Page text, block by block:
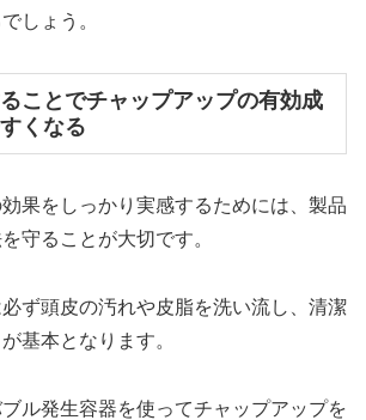
しょう。
ことでチャップアップの有効成
くなる
果をしっかり実感するためには、製品
守ることが大切です。
ず頭皮の汚れや皮脂を洗い流し、清潔
基本となります。
ル発生容器を使ってチャップアップを